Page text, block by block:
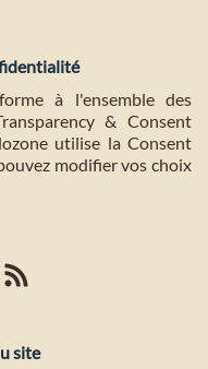
à l'ensemble des
& Consent
utilise la Consent
modifier vos choix
site